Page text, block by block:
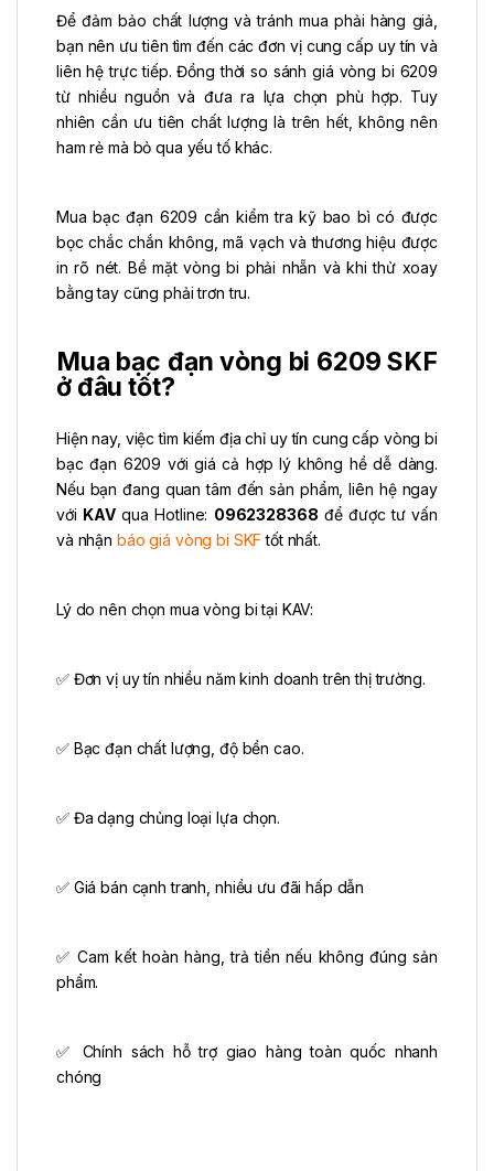
Để đảm bảo chất lượng và tránh mua phải hàng giả,
bạn nên ưu tiên tìm đến các đơn vị cung cấp uy tín và
liên hệ trực tiếp. Đồng thời so sánh giá vòng bi 6209
từ nhiều nguồn và đưa ra lựa chọn phù hợp. Tuy
nhiên cần ưu tiên chất lượng là trên hết, không nên
ham rẻ mà bỏ qua yếu tố khác.
Mua bạc đạn 6209 cần kiểm tra kỹ bao bì có được
bọc chắc chắn không, mã vạch và thương hiệu được
in rõ nét. Bề mặt vòng bi phải nhẵn và khi thử xoay
bằng tay cũng phải trơn tru.
Mua bạc đạn vòng bi 6209 SKF
ở đâu tốt?
Hiện nay, việc tìm kiếm địa chỉ uy tín cung cấp vòng bi
bạc đạn 6209 với giá cả hợp lý không hề dễ dàng.
Nếu bạn đang quan tâm đến sản phẩm, liên hệ ngay
với KAVqua Hotline: 0962328368 để được tư vấn
và nhận báo giá vòng bi SKF tốt nhất.
Lý do nên chọn mua vòng bi tại KAV:
✅ Đơn vị uy tín nhiều năm kinh doanh trên thị trường.
✅ Bạc đạn chất lượng, độ bền cao.
✅ Đa dạng chủng loại lựa chọn.
✅ Giá bán cạnh tranh, nhiều ưu đãi hấp dẫn
✅ Cam kết hoàn hàng, trả tiền nếu không đúng sản
phẩm.
✅ Chính sách hỗ trợ giao hàng toàn quốc nhanh
chóng